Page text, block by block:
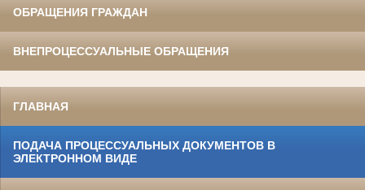
ОБРАЩЕНИЯ ГРАЖДАН
ВНЕПРОЦЕССУАЛЬНЫЕ ОБРАЩЕНИЯ
ГЛАВНАЯ
ПОДАЧА ПРОЦЕССУАЛЬНЫХ ДОКУМЕНТОВ В
ЭЛЕКТРОННОМ ВИДЕ